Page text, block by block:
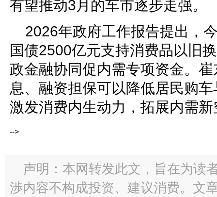
有望推动3月的车市逐步走强。
2026年政府工作报告提出，
国债2500亿元支持消费品以旧
政金融协同促内需专项资金。
息、融资担保可以降低居民购
激发消费内生动力，拓展内需
-->
声明：本网转发此文，旨在为读
渉内容不构成投资、建议消费。文